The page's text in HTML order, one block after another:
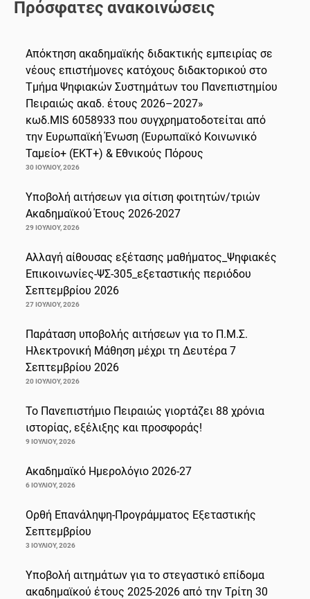
Πρόσφατες ανακοινώσεις
Απόκτηση ακαδημαϊκής διδακτικής εμπειρίας σε
νέους επιστήμονες κατόχους διδακτορικού στο
Τμήμα Ψηφιακών Συστημάτων του Πανεπιστημίου
Πειραιώς ακαδ. έτους 2026–2027»
κωδ.MIS 6058933 που συγχρηματοδοτείται από
την Ευρωπαϊκή Ένωση (Ευρωπαϊκό Κοινωνικό
Ταμείο+ (ΕΚΤ+) & Εθνικούς Πόρους
30 ΙΟΥΛΊΟΥ, 2026
Υποβολή αιτήσεων για σίτιση φοιτητών/τριών
Ακαδημαϊκού Έτους 2026-2027
29 ΙΟΥΛΊΟΥ, 2026
Αλλαγή αίθουσας εξέτασης μαθήματος_Ψηφιακές
Επικοινωνίες-ΨΣ-305_εξεταστικής περιόδου
Σεπτεμβρίου 2026
27 ΙΟΥΛΊΟΥ, 2026
Παράταση υποβολής αιτήσεων για το Π.Μ.Σ.
Ηλεκτρονική Μάθηση μέχρι τη Δευτέρα 7
Σεπτεμβρίου 2026
20 ΙΟΥΛΊΟΥ, 2026
Το Πανεπιστήμιο Πειραιώς γιορτάζει 88 χρόνια
ιστορίας, εξέλιξης και προσφοράς!
9 ΙΟΥΛΊΟΥ, 2026
Ακαδημαϊκό Ημερολόγιο 2026-27
6 ΙΟΥΛΊΟΥ, 2026
Ορθή Επανάληψη-Προγράμματος Εξεταστικής
Σεπτεμβρίου
3 ΙΟΥΛΊΟΥ, 2026
Υποβολή αιτημάτων για το στεγαστικό επίδομα
ακαδημαϊκού έτους 2025-2026 από την Τρίτη 30